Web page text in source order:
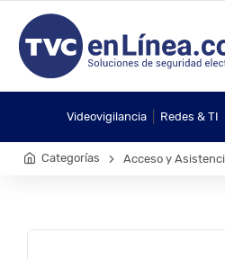
Videovigilancia Redes & TI
Categorías Acceso y